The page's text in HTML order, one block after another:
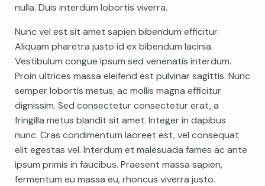
nulla. Duis interdum lobortis viverra.
Nunc vel est sit amet sapien bibendum efficitur.
Aliquam pharetra justo id ex bibendum lacinia.
Vestibulum congue ipsum sed venenatis interdum.
Proin ultrices massa eleifend est pulvinar sagittis. Nunc
semper lobortis metus, ac mollis magna efficitur
dignissim. Sed consectetur consectetur erat, a
fringilla metus blandit sit amet. Integer in dapibus
nunc. Cras condimentum laoreet est, vel consequat
elit egestas vel. Interdum et malesuada fames ac ante
ipsum primis in faucibus. Praesent massa sapien,
fermentum eu massa eu, rhoncus viverra justo.